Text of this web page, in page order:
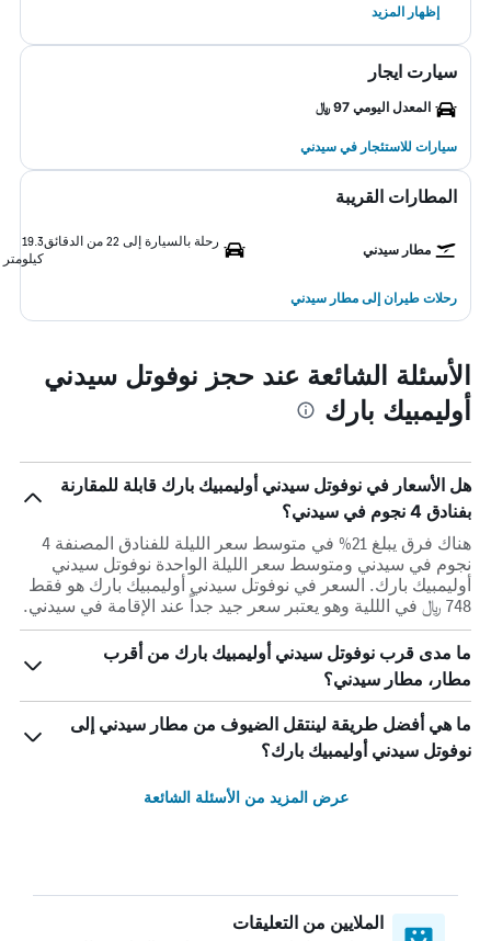
إظهار المزيد
سيارت ايجار
المعدل اليومي 97 ﷼
سيارات للاستئجار في سيدني
المطارات القريبة
مطار سيدني
رحلة بالسيارة إلى 22 من الدقائق
19.3
كيلومتر
رحلات طيران إلى مطار سيدني
الأسئلة الشائعة عند حجز نوفوتل سيدني
أوليمبيك بارك
هل الأسعار في نوفوتل سيدني أوليمبيك بارك قابلة للمقارنة
بفنادق 4 نجوم في سيدني؟
هناك فرق يبلغ 21% في متوسط ​​سعر الليلة للفنادق المصنفة 4
نجوم في سيدني ومتوسط ​​سعر الليلة الواحدة نوفوتل سيدني
أوليمبيك بارك. السعر في نوفوتل سيدني أوليمبيك بارك هو فقط
748 ﷼ في الللية وهو يعتبر سعر جيد جداً عند الإقامة في سيدني.
ما مدى قرب نوفوتل سيدني أوليمبيك بارك من أقرب
مطار، مطار سيدني؟
ما هي أفضل طريقة لينتقل الضيوف من مطار سيدني إلى
نوفوتل سيدني أوليمبيك بارك؟
عرض المزيد من الأسئلة الشائعة
الملايين من التعليقات